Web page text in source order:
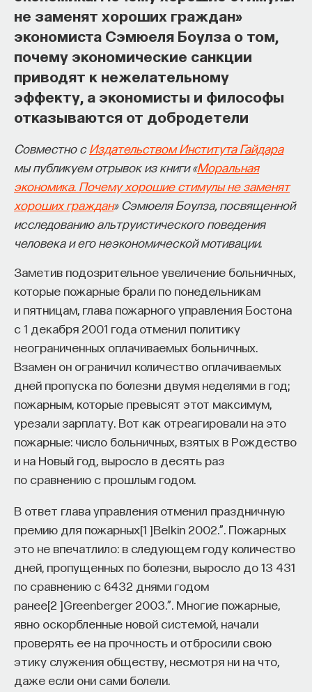
не заменят хороших граждан»
экономиста Сэмюеля Боулза о том,
почему экономические санкции
приводят к нежелательному
эффекту, а экономисты и философы
отказываются от добродетели
Совместно сИздательством Института Гайдара
мы публикуем отрывок из книги «Моральная
экономика. Почему хорошие стимулы не заменят
хороших граждан» Сэмюеля Боулза, посвященной
исследованию альтруистического поведения
человека и его неэкономической мотивации.
Заметив подозрительное увеличение больничных,
которые пожарные брали по понедельникам
и пятницам, глава пожарного управления Бостона
с 1 декабря 2001 года отменил политику
неограниченных оплачиваемых больничных.
Взамен он ограничил количество оплачиваемых
дней пропуска по болезни двумя неделями в год;
пожарным, которые превысят этот максимум,
урезали зарплату. Вот как отреагировали на это
пожарные: число больничных, взятых в Рождество
и на Новый год, выросло в десять раз
по сравнению с прошлым годом.
В ответ глава управления отменил праздничную
премию для пожарных[1 ]Belkin 2002.” . Пожарных
это не впечатлило: в следующем году количество
дней, пропущенных по болезни, выросло до 13 431
по сравнению с 6432 днями годом
ранее[2 ]Greenberger 2003.” . Многие пожарные,
явно оскорбленные новой системой, начали
проверять ее на прочность и отбросили свою
этику служения обществу, несмотря ни на что,
даже если они сами болели.
начала».
Слушатели курса убедятся в том, что
философский поиск — это не только каскад
занимательных головоломок, но и набор
инструментов, жизненно необходимых для
современного человека.
Пройдя этот курс, вы:
— Овладеете ключевыми для независимого
мышления навыками: научитесь критически
воспринимать информацию и логично
и аргументированно доказывать свою точку
— Узнаете, как философия отвечает
на основополагающие вопросы человечества: что
такое пространство и что такое время? Что
значит мыслить и что представляет собой наше
сознание? Реальна ли реальность и откуда
мы знаем то, что знаем? Существует ли в мире
— Переосмыслите границы доверия
собственному знанию.
Автор курса:Диана Гаспарян — кандидат
и культурологии факультета гуманитарных наук
НИУ ВШЭ.
3/30/2022
НАПИСАТЬ НАМ
НАД МАТЕРИАЛОМ РАБОТАЛИ